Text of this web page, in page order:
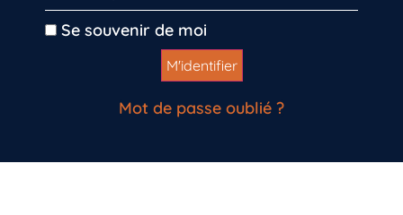
Se souvenir de moi
Mot de passe oublié ?
Vous n’êtes pas encore inscrit à Biolit ?
Inscrivez-vous dès maintenant